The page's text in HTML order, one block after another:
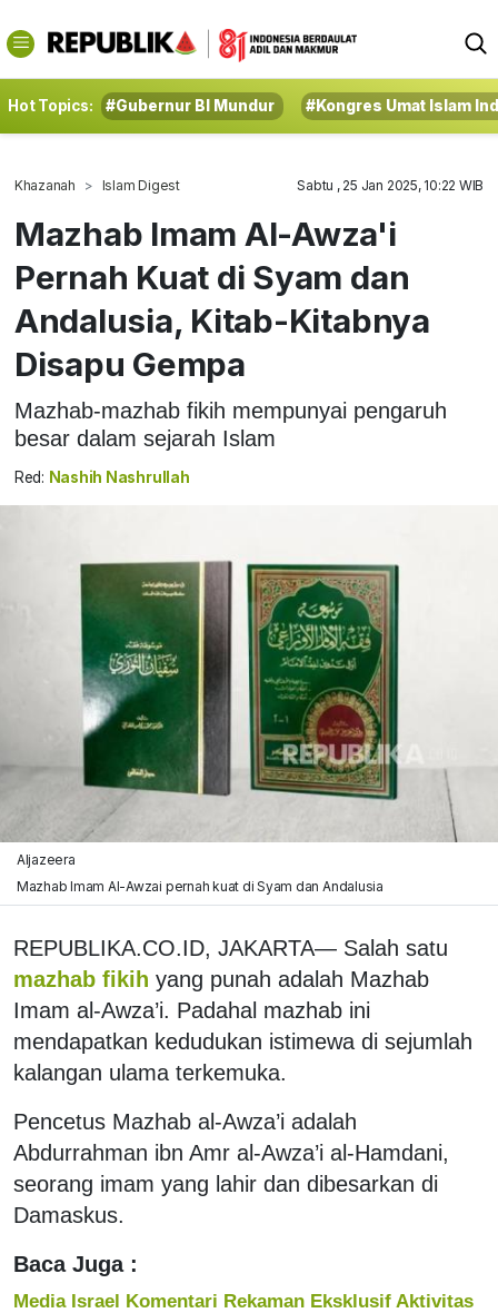
Hot Topics: #Gubernur BI Mundur #Kongres Umat Islam
Khazanah Islam Digest Sabtu , 25 Jan 2025, 10:22 WIB
Mazhab Imam Al-Awza'i
Pernah Kuat di Syam dan
Andalusia, Kitab-Kitabnya
Disapu Gempa
Mazhab-mazhab fikih mempunyai pengaruh
besar dalam sejarah Islam
Red: Nashih Nashrullah
Aljazeera
Mazhab Imam Al-Awzai pernah kuat di Syam dan Andalusia
REPUBLIKA.CO.ID, JAKARTA— Salah satu
mazhab fikih yang punah adalah Mazhab
Imam al-Awza’i. Padahal mazhab ini
mendapatkan kedudukan istimewa di sejumlah
kalangan ulama terkemuka.
Pencetus Mazhab al-Awza’i adalah
Abdurrahman ibn Amr al-Awza’i al-Hamdani,
seorang imam yang lahir dan dibesarkan di
Damaskus.
Baca Juga :
Media Israel Komentari Rekaman Eksklusif Aktivitas